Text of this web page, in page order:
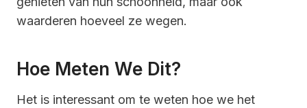
waarderen hoeveel ze wegen.
Hoe Meten We Dit?
Het is interessant om te weten hoe we het